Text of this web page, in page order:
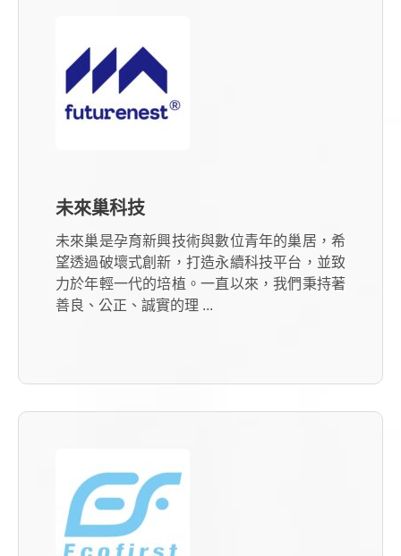
未來巢科技
未來巢是孕育新興技術與數位青年的巢居，希
望透過破壞式創新，打造永續科技平台，並致
力於年輕一代的培植。一直以來，我們秉持著
善良、公正、誠實的理 ...